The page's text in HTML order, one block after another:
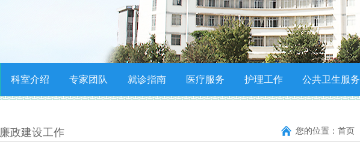
科室介绍 专家团队 就诊指南 医疗服务 护理工作 公共卫生服务
政建设工作 您的位置： 首页